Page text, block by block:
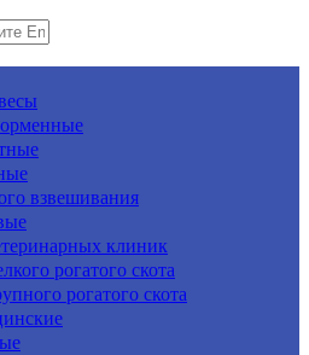
взвешивания
клиник
рогатого скота
рогатого скота